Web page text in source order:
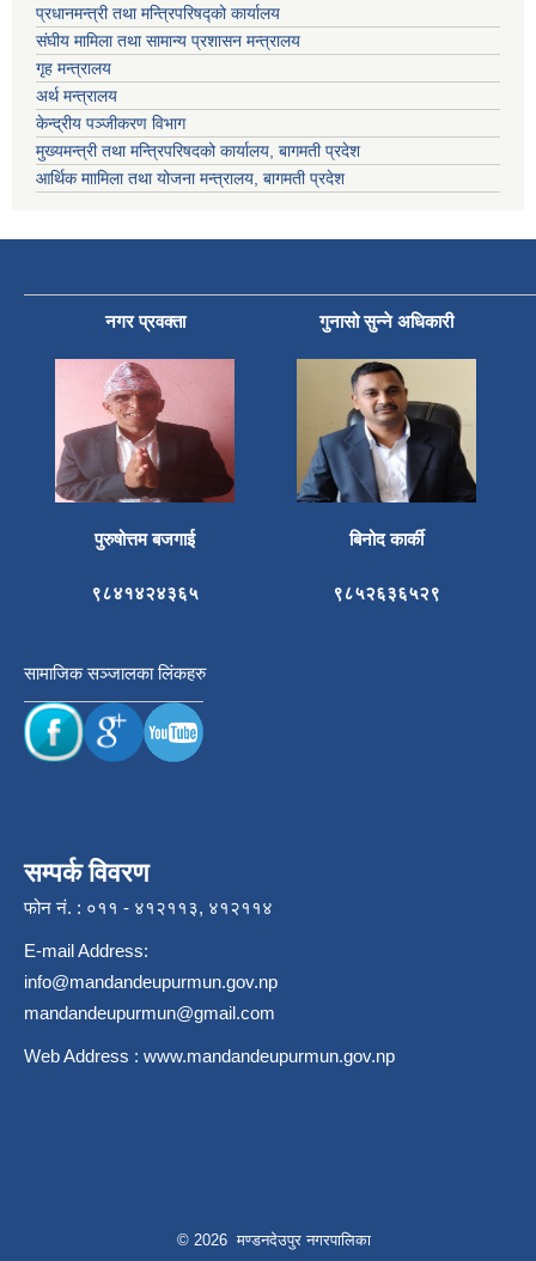
प्रधानमन्त्री तथा मन्त्रिपरिषद्को कार्यालय
संघीय मामिला तथा सामान्य प्रशासन मन्त्रालय
गृह मन्त्रालय
अर्थ मन्त्रालय
केन्द्रीय पञ्जीकरण विभाग
मुख्यमन्त्री तथा मन्त्रिपरिषदको कार्यालय, बागमती प्रदेश
आर्थिक माामिला तथा योजना मन्त्रालय, बागमती प्रदेश
नगर प्रवक्ता गुनासो सुन्ने अधिकारी
पुरुषोत्तम बजगाई बिनोद कार्की
९८४१४२४३६५ ९८५२६३६५२९
सामाजिक सञ्जालका लिंकहरु
सम्पर्क विवरण
फोन नं. : ०११ - ४१२११३, ४१२११४
E-mail Address:
info@mandandeupurmun.gov.np
mandandeupurmun@gmail.com
Web Address : www.mandandeupurmun.gov.np
© 2026 मण्डनदेउपुर नगरपालिका